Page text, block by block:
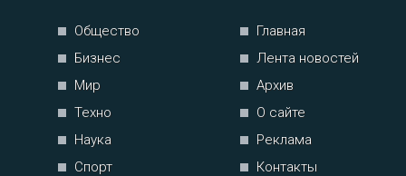
Общество
Бизнес
Мир
Техно
Наука
Спорт
Главная
Лента новостей
Архив
О сайте
Реклама
Контакты